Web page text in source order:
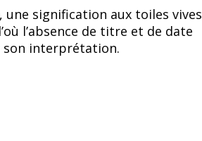
signification aux toiles vives
l’absence de titre et de date
son interprétation.